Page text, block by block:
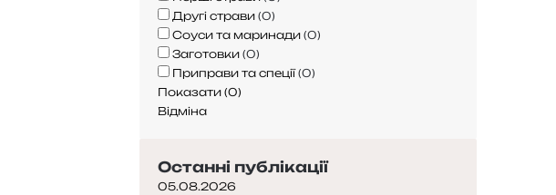
Другі страви (0)
Соуси та маринади (0)
Заготовки (0)
Приправи та спеції (0)
Показати (0)
Відміна
Останні публікації
05.08.2026